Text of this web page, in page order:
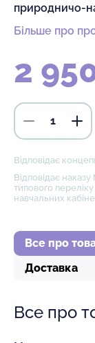
природничо-
Більше про
2
Відповідає
Відповідає
типового
навчальних
Все про
Доставка
Все про